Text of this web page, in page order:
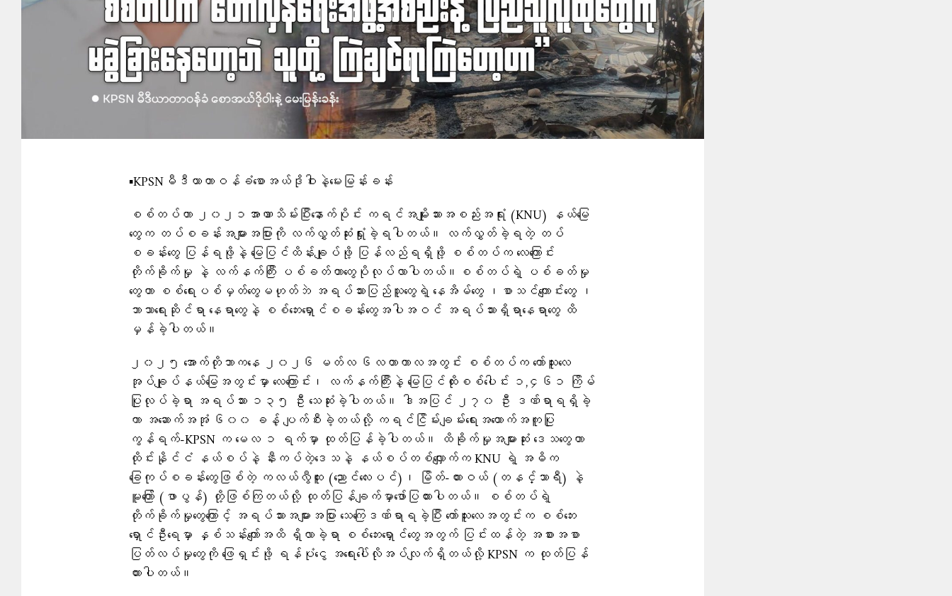
▪︎KPSNမီဒီယာတာဝန်ခံစောအယ်ဒိုဝါးနဲ့မေးမြန်းခန်း
စစ်တပ်ဟာ ၂၀၂၁အာဏာသိမ်းပြီးနောက်ပိုင်း ကရင်အမျိုးသားအစည်းအရုံး (KNU) နယ်မြေ
တွေက တပ်စခန်းအများအပြားကို လက်လွှတ်ဆုံးရှုံးခဲ့ရပါတယ်။ လက်လွှတ်ခဲ့ရတဲ့ တပ်
စခန်းတွေ ပြန်ရဖို့နဲ့ မြေပြင်ထိန်းချုပ်ဖို့ ပြန်လည်ရရှိဖို့ စစ်တပ်က လေကြောင်း
တိုက်ခိုက်မှု နဲ့ လက်နက်ကြီး ပစ်ခတ်တာတွေပိုလုပ်လာပါတယ်။စစ်တပ်ရဲ့ ပစ်ခတ်မှု
တွေဟာ စစ်ရေးပစ်မှတ်​တွေမဟုတ်ဘဲ အရပ်သားပြည်သူတွေရဲ့ နေအိမ်တွေ ၊စာသင်ကျောင်းတွေ ၊
ဘာသာရေးဆိုင်ရာ နေရာတွေနဲ့ စစ်ဘေးရှောင်စခန်းတွေအပါအဝင် အရပ်သားရှိရာနေရာတွေ ထိ
မှန်ခဲ့ပါတယ်။
၂၀၂၅ အောက်တိုဘာကနေ ၂၀၂၆ မတ်လ ၆လတာကာလအတွင်း စစ်တပ်က ကော်သူးလေ
အုပ်ချုပ်နယ်မြေအတွင်းမှာ လေကြောင်း၊ လက်နက်ကြီးနဲ့ မြေပြင်ထိုးစစ်ပေါင်း ၁,၄၆၁ ကြိမ်
ပြုလုပ်ခဲ့ရာ အရပ်သား ၁၃၅ ဦး သေဆုံးခဲ့ပါတယ်။ ဒါအပြင် ၂၇၀ ဦး ဒဏ်ရာရရှိခဲ့
ကာ အဆောက်အအုံ ၆၀၀ ခန့် ပျက်စီးခဲ့တယ်လို့ ကရင်ငြိမ်းချမ်းရေးအထောက်အကူပြု
ကွန်ရက်-KPSN က မေလ ၁ ရက်မှာ ထုတ်ပြန်ခဲ့ပါတယ်။ ထိခိုက်မှုအများဆုံး ဒေသတွေဟာ
ထိုင်းနိုင်ငံ နယ်စပ်နဲ့ နီးကပ်တဲ့ဒေသနဲ့ နယ်စပ်တစ်လျှောက်က KNU ရဲ့ အဓိက
ခြေကုပ်စခန်းတွေဖြစ်တဲ့ ကလယ်လွီထူး (ညောင်လေးပင်)၊ မြိတ်-ထားဝယ် (တနင်္သာရီ) နဲ့
မူတြော် (ဖာပွန်) တို့ဖြစ်ကြတယ်လို့ ထုတ်ပြန်ချက်မှာဖော်ပြထားပါတယ်။ စစ်တပ်ရဲ့
တိုက်ခိုက်မှုတွေကြောင့် အရပ်သားအများအပြား သေကြေဒဏ်ရာရခဲ့ပြီး ကော်သူးလေအတွင်းက စစ်ဘေး
ရှောင်ဦးရေမှာ နှစ်သန်းကျော်အထိ ရှိလာခဲ့ရာ စစ်ဘေးရှောင်တွေအတွက် ပြင်းထန်တဲ့ အစားအစာ
ပြတ်လပ်မှုတွေကို ဖြေရှင်းဖို့ ရန်ပုံငွေ အရေးပေါ်လိုအပ်လျက်ရှိတယ်လို့ KPSN က ထုတ်ပြန်
ထားပါတယ်။